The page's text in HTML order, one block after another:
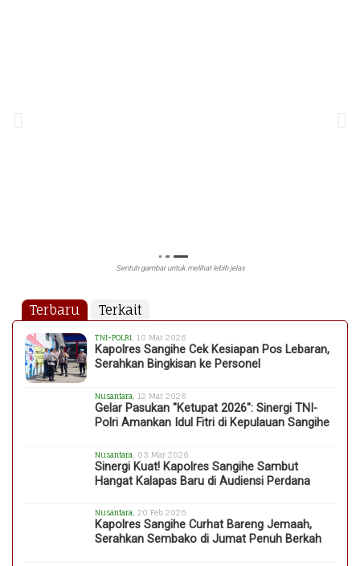
Sentuh gambar untuk melihat lebih jelas
Terbaru Terkait
TNI-POLRI , 18 Mar 2026
Kapolres Sangihe Cek Kesiapan Pos Lebaran,
Serahkan Bingkisan ke Personel
Nusantara , 12 Mar 2026
Gelar Pasukan "Ketupat 2026": Sinergi TNI-
Polri Amankan Idul Fitri di Kepulauan Sangihe
Nusantara , 03 Mar 2026
Sinergi Kuat! Kapolres Sangihe Sambut
Hangat Kalapas Baru di Audiensi Perdana
Nusantara, 20 Feb 2026
Kapolres Sangihe Curhat Bareng Jemaah,
Serahkan Sembako di Jumat Penuh Berkah